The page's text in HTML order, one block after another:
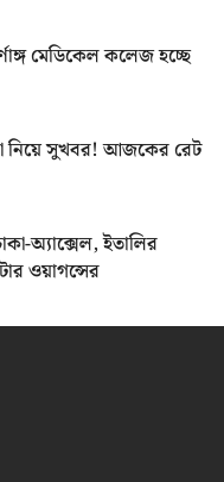
মেডিকেল কলেজ হচ্ছে
সুখবর! আজকের রেট
অ্যাক্সেল, ইতালির
ওয়াগন্সের